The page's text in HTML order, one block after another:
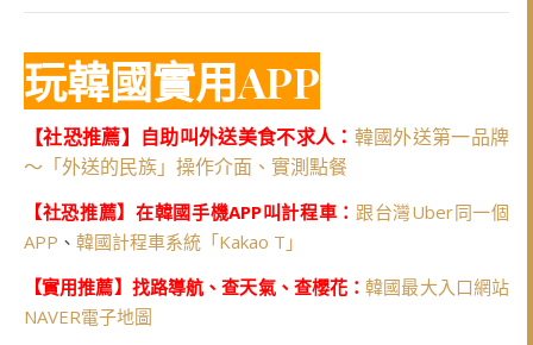
玩韓國實用APP
【社恐推薦】自助叫外送美食不求人： 韓國外送第一品牌
～「外送的民族」操作介面、實測點餐
【社恐推薦】在韓國手機APP叫計程車： 跟台灣Uber同一個
APP 、 韓國計程車系統「Kakao T」
【實用推薦】找路導航、查天氣、查櫻花：韓國最大入口網站
NAVER電子地圖